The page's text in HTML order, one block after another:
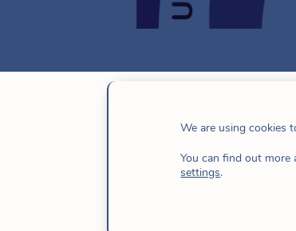
Ao longo deste ano (8 de
150º aniversário da nossa
We are using cookies
You can find out
settings.